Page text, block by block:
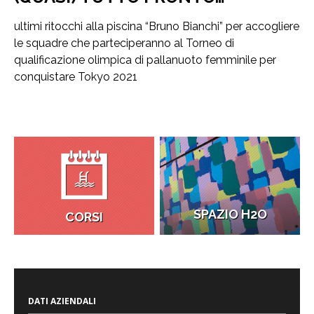
ultimi ritocchi alla piscina “Bruno Bianchi” per accogliere
le squadre che parteciperanno al Torneo di
qualificazione olimpica di pallanuoto femminile per
conquistare Tokyo 2021
CORSI SPAZIO H2O
DATI AZIENDALI